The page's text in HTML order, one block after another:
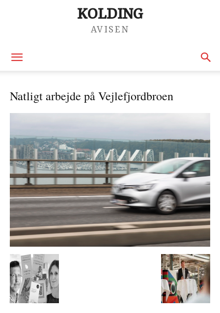
KOLDING
AVISEN
Natligt arbejde på Vejlefjordbroen